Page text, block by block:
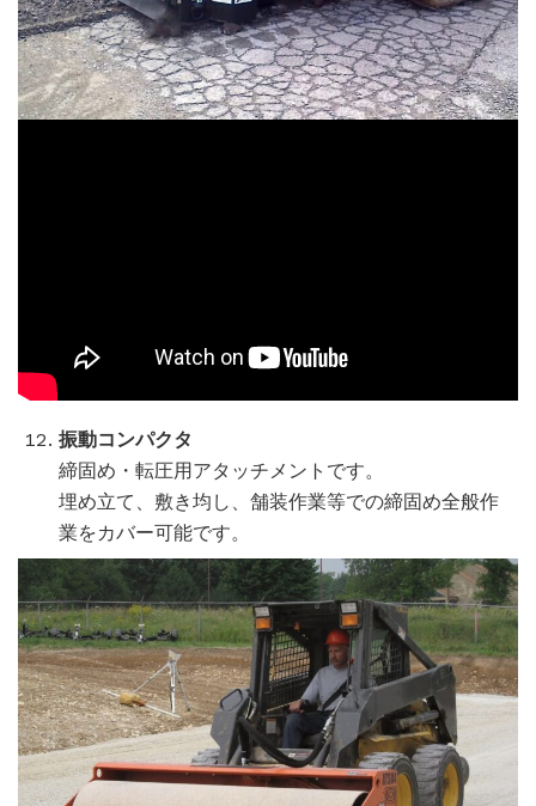
振動コンパクタ
締固め・転圧用アタッチメントです。
埋め立て、敷き均し、舗装作業等での締固め全般作
業をカバー可能です。